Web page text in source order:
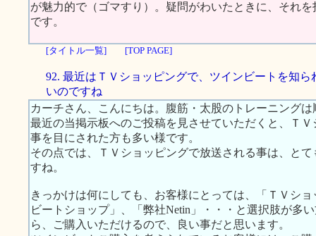
が魅力的で（ゴマすり）。疑問がわいたときに、それ
です。
[タイトル一覧] [TOP PAGE]
92. 最近はＴＶショッピングで、ツインビートを知ら
いのですね
カーチさん、こんにちは。腹筋・太股のトレーニング
最近の当掲示板へのご投稿を見させていただくと、Ｔ
事を目にされた方も多い様です。
その点では、ＴＶショッピングで放送される事は、と
すね。
きっかけは何にしても、お客様にとっては、「ＴＶシ
ビートショップ」、「弊社Netin」・・・と選択肢が多
ら、ご購入いただけるので、良い事だと思います。